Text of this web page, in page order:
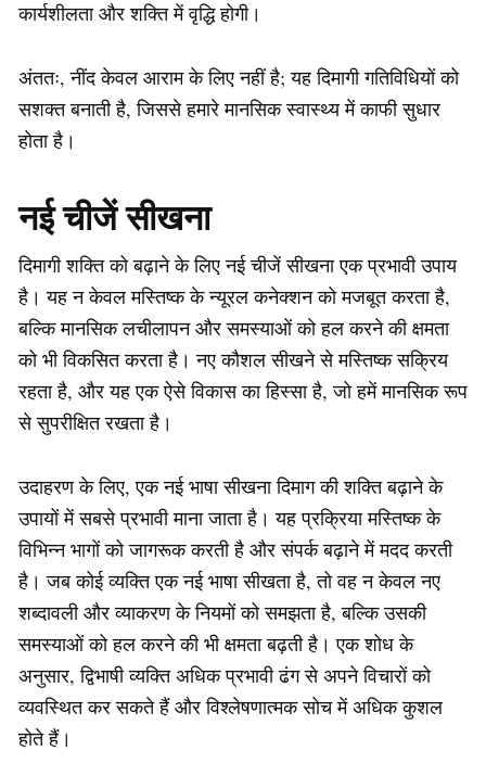
कार्यशीलता और शक्ति में वृद्धि होगी।
अंततः, नींद केवल आराम के लिए नहीं है; यह दिमागी गतिविधियों को
सशक्त बनाती है, जिससे हमारे मानसिक स्वास्थ्य में काफी सुधार
होता है।
नई चीजें सीखना
दिमागी शक्ति को बढ़ाने के लिए नई चीजें सीखना एक प्रभावी उपाय
है। यह न केवल मस्तिष्क के न्यूरल कनेक्शन को मजबूत करता है,
बल्कि मानसिक लचीलापन और समस्याओं को हल करने की क्षमता
को भी विकसित करता है। नए कौशल सीखने से मस्तिष्क सक्रिय
रहता है, और यह एक ऐसे विकास का हिस्सा है, जो हमें मानसिक रूप
से सुपरीक्षित रखता है।
उदाहरण के लिए, एक नई भाषा सीखना दिमाग की शक्ति बढ़ाने के
उपायों में सबसे प्रभावी माना जाता है। यह प्रक्रिया मस्तिष्क के
विभिन्न भागों को जागरूक करती है और संपर्क बढ़ाने में मदद करती
है। जब कोई व्यक्ति एक नई भाषा सीखता है, तो वह न केवल नए
शब्दावली और व्याकरण के नियमों को समझता है, बल्कि उसकी
समस्याओं को हल करने की भी क्षमता बढ़ती है। एक शोध के
अनुसार, द्विभाषी व्यक्ति अधिक प्रभावी ढंग से अपने विचारों को
व्यवस्थित कर सकते हैं और विश्लेषणात्मक सोच में अधिक कुशल
होते हैं।